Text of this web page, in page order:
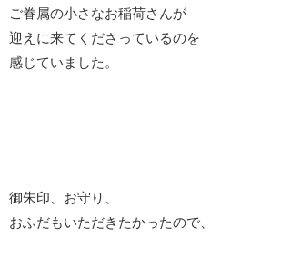
ご眷属の小さなお稲荷さんが
迎えに来てくださっているのを
感じていました。
御朱印、お守り、
おふだもいただきたかったので、